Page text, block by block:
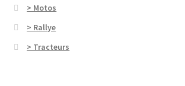
> Motos
> Rallye
> Tracteurs